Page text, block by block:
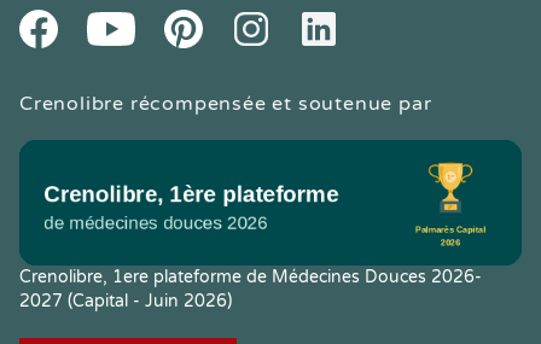
FacebookYoutube PinteresetInstagramLinkedIn
Crenolibre récompensée et soutenue par
Crenolibre, 1ere plateforme de Médecines Douces 2026-
2027 (Capital - Juin 2026)